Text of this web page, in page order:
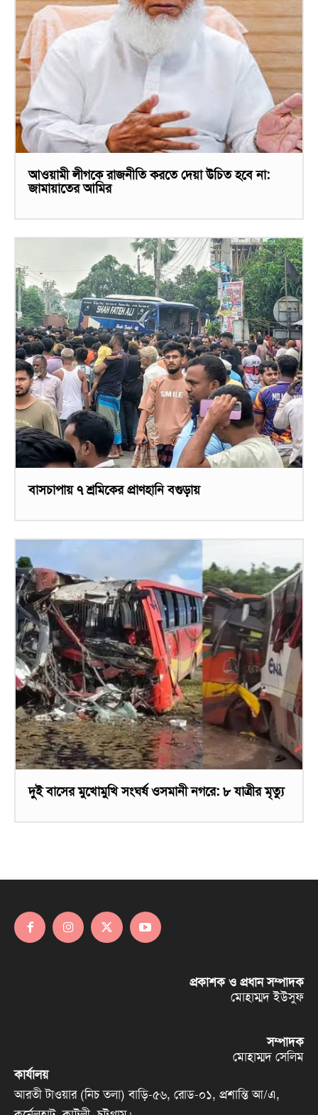
আওয়ামী লীগকে রাজনীতি করতে দেয়া উচিত হবে না:
জামায়াতের আমির
বাসচাপায় ৭ শ্রমিকের প্রাণহানি বগুড়ায়
দুই বাসের মুখোমুখি সংঘর্ষ ওসমানী নগরে: ৮ যাত্রীর মৃত্যু
প্রকাশক ও প্রধান সম্পাদক
মোহাম্মদ ইউসুফ
সম্পাদক
মোহাম্মদ সেলিম
কার্যালয়
আরতী টাওয়ার (নিচ তলা) বাড়ি-৫৬, রোড-০১, প্রশান্তি আ/এ,